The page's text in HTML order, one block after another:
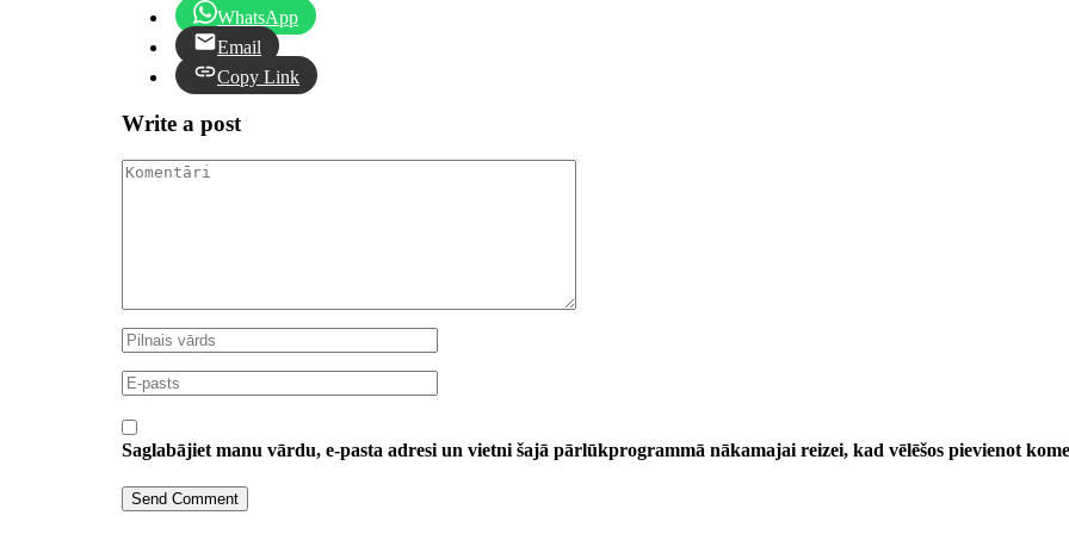
WhatsApp
Email
Copy Link
Write a post
Saglabājiet manu vārdu, e-pasta adresi un vietni šajā pārlūkprogrammā nākamajai reizei, kad vēlēšos pievienot